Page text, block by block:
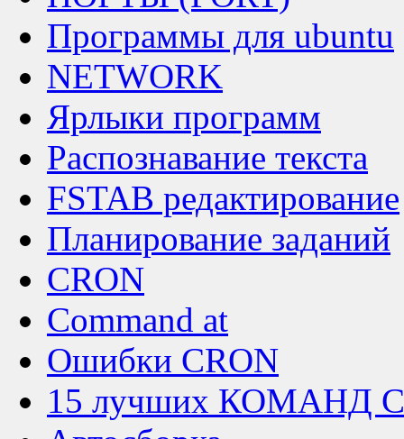
Программы для ubuntu
NETWORK
Ярлыки программ
Распознавание текста
FSTAB редактирование
Планирование заданий
CRON
Command at
Ошибки CRON
15 лучших КОМАНД